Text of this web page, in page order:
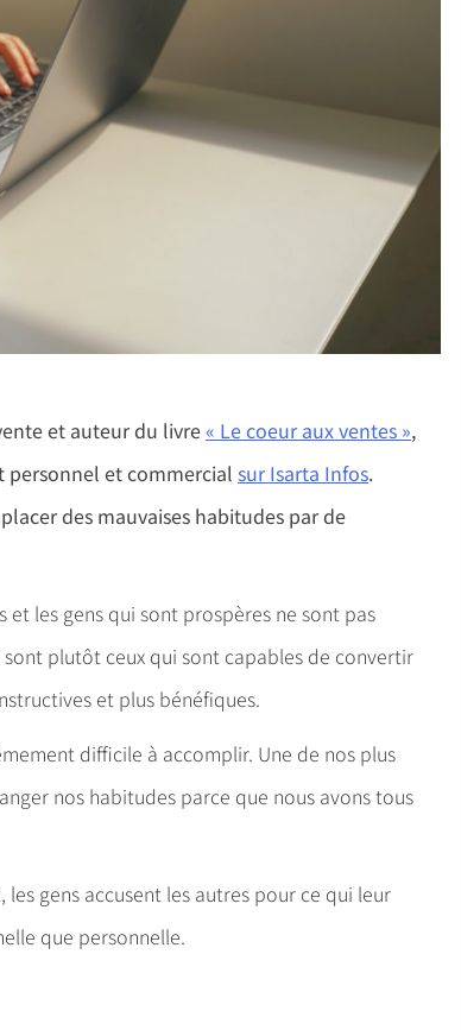
et auteur du livre« Le coeur aux ventes »,
personnel et commercial sur Isarta Infos.
des mauvaises habitudes par de
les gens qui sont prospères ne sont pas
plutôt ceux qui sont capables de convertir
et plus bénéfiques.
difficile à accomplir. Une de nos plus
nos habitudes parce que nous avons tous
gens accusent les autres pour ce qui leur
que personnelle.